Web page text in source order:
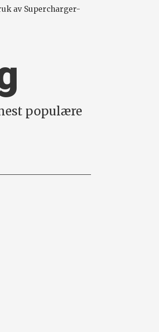
av Supercharger-
populære